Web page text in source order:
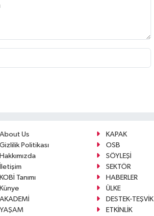
About Us
KAPAK
Gizlilik Politikası
OSB
Hakkımızda
SÖYLEŞİ
İletişim
SEKTÖR
KOBİ Tanımı
HABERLER
Künye
ÜLKE
AKADEMİ
DESTEK-TEŞVİK
YAŞAM
ETKİNLİK